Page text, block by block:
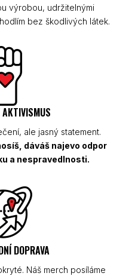
výrobou, udržitelnými
bez škodlivých látek.
AKTIVISMUS
ale jasný statement.
dáváš najevo odpor
a nespravedlnosti.
DOPRAVA
Náš merch posíláme